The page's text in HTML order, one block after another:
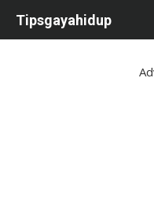
Tipsgayahidup